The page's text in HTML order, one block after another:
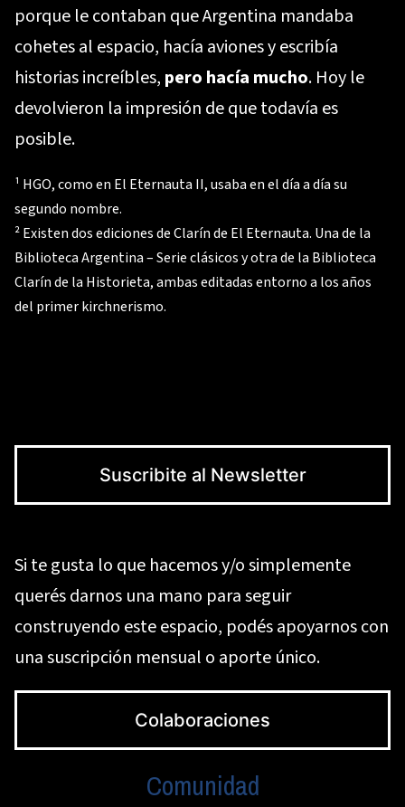
porque le contaban que Argentina mandaba
cohetes al espacio, hacía aviones y escribía
historias increíbles, pero hacía mucho. Hoy le
devolvieron la impresión de que todavía es
posible.
¹ HGO, como en El Eternauta II, usaba en el día a día su
segundo nombre.
² Existen dos ediciones de Clarín de El Eternauta. Una de la
Biblioteca Argentina – Serie clásicos y otra de la Biblioteca
Clarín de la Historieta, ambas editadas entorno a los años
del primer kirchnerismo.
Suscribite al Newsletter
Si te gusta lo que hacemos y/o simplemente
querés darnos una mano para seguir
construyendo este espacio, podés apoyarnos con
una suscripción mensual o aporte único.
Colaboraciones
Comunidad